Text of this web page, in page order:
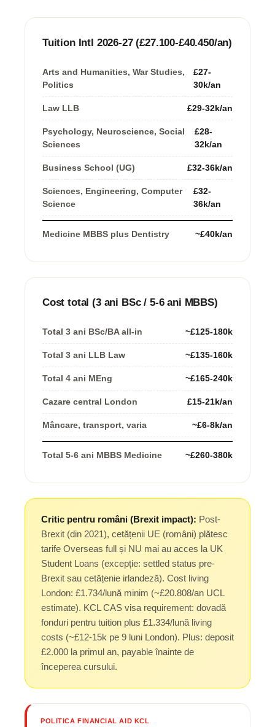
Tuition Intl 2026-27 (£27.100-£40.450/an)
Arts and Humanities, War Studies,
Politics
£27-
30k/an
Law LLB £29-32k/an
Psychology, Neuroscience, Social
Sciences
£28-
32k/an
Business School (UG) £32-36k/an
Sciences, Engineering, Computer
Science
£32-
36k/an
Medicine MBBS plus Dentistry ~£40k/an
Cost total (3 ani BSc / 5-6 ani MBBS)
Total 3 ani BSc/BA all-in ~£125-180k
Total 3 ani LLB Law ~£135-160k
Total 4 ani MEng ~£165-240k
Cazare central London £15-21k/an
Mâncare, transport, varia ~£6-8k/an
Total 5-6 ani MBBS Medicine ~£260-380k
Critic pentru români (Brexit impact): Post-
Brexit (din 2021), cetățenii UE (români) plătesc
tarife Overseas full și NU mai au acces la UK
Student Loans (excepție: settled status pre-
Brexit sau cetățenie irlandeză). Cost living
London: £1.734/lună minim (~£20.808/an UCL
estimate). KCL CAS visa requirement: dovadă
fonduri pentru tuition plus £1.334/lună living
costs (~£12-15k pe 9 luni London). Plus: deposit
£2.000 la primul an, payable înainte de
începerea cursului.
POLITICA FINANCIAL AID KCL